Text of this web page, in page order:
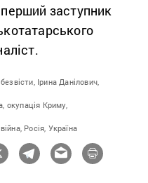
заступник
Ірина Данілович,
окупація Криму,
Росія, Україна